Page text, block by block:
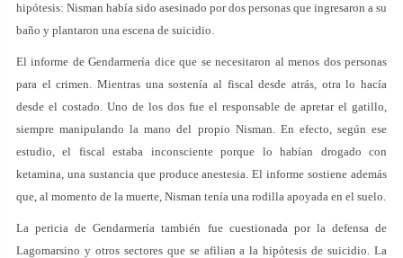
hipótesis: Nisman había sido asesinado por dos personas que ingresaron a su
baño y plantaron una escena de suicidio.
El informe de Gendarmería dice que se necesitaron al menos dos personas
para el crimen. Mientras una sostenía al fiscal desde atrás, otra lo hacía
desde el costado. Uno de los dos fue el responsable de apretar el gatillo,
siempre manipulando la mano del propio Nisman. En efecto, según ese
estudio, el fiscal estaba inconsciente porque lo habían drogado con
ketamina, una sustancia que produce anestesia. El informe sostiene además
que, al momento de la muerte, Nisman tenía una rodilla apoyada en el suelo.
La pericia de Gendarmería también fue cuestionada por la defensa de
Lagomarsino y otros sectores que se afilian a la hipótesis de suicidio. La